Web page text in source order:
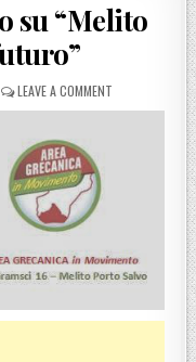
su “Melito
LEAVE A COMMENT ON MELITO